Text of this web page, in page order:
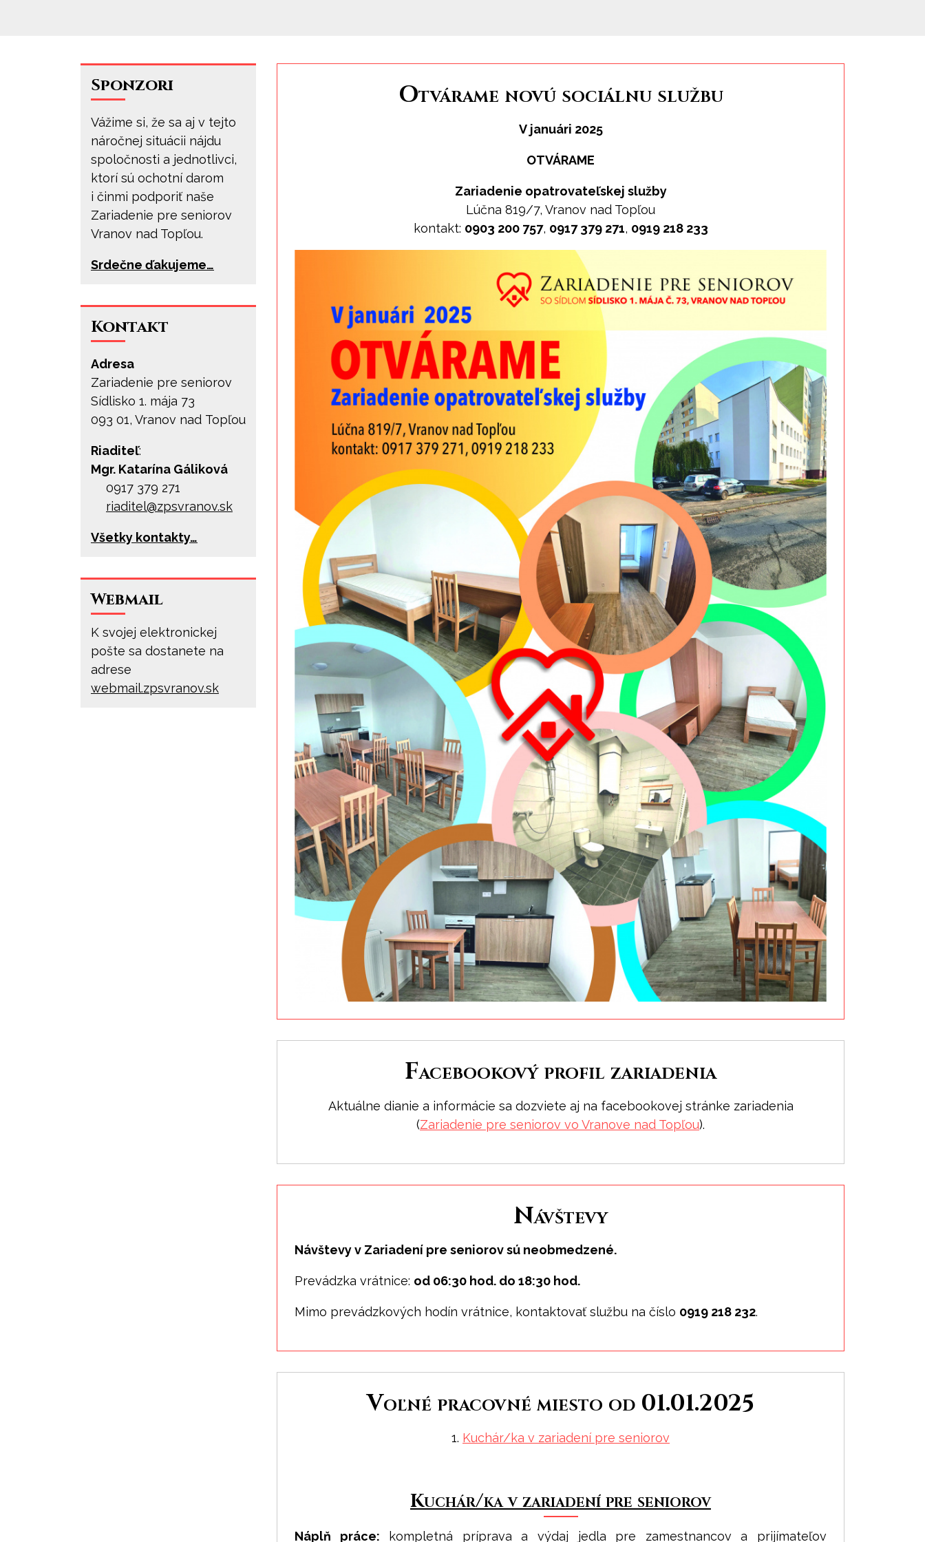
Sponzori
Vážime si, že sa aj v tejto
náročnej situácii nájdu
spoločnosti a jednotlivci,
ktorí sú ochotní darom
i činmi podporiť naše
Zariadenie pre seniorov
Vranov nad Topľou.
Srdečne ďakujeme…
Kontakt
Adresa
Zariadenie pre seniorov
Sídlisko 1. mája 73
093 01, Vranov nad Topľou
Riaditeľ:
Mgr. Katarína Gáliková
0917 379 271
riaditel@zpsvranov.sk
Všetky kontakty…
Webmail
K svojej elektronickej
pošte sa dostanete na
adrese
webmail.zpsvranov.sk
Otvárame novú sociálnu službu
V januári 2025
OTVÁRAME
Zariadenie opatrovateľskej služby
Lúčna 819/7, Vranov nad Topľou
kontakt: 0903 200 757, 0917 379 271, 0919 218 233
Facebookový profil zariadenia
Aktuálne dianie a informácie sa dozviete aj na facebookovej stránke zariadenia
(Zariadenie pre seniorov vo Vranove nad Topľou).
Návštevy
Návštevy v Zariadení pre seniorov sú neobmedzené.
Prevádzka vrátnice: od 06:30 hod. do 18:30 hod.
Mimo prevádzkových hodín vrátnice, kontaktovať službu na číslo 0919 218 232.
Voľné pracovné miesto od 01.01.2025
1. Kuchár/ka v zariadení pre seniorov
Kuchár/ka v zariadení pre seniorov
Náplň práce: kompletná príprava a výdaj jedla pre zamestnancov a prijímateľov